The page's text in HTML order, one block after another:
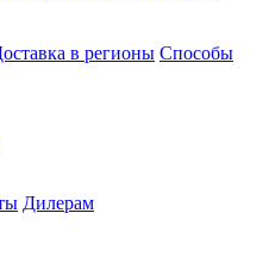
в регионы Способы
Дилерам